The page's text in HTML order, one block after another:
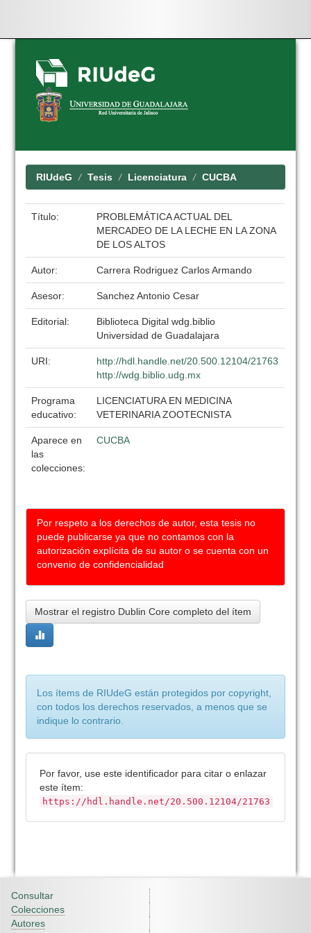
Skip
navigation
RIUdeG Tesis Licenciatura CUCBA
Título:
PROBLEMÁTICA ACTUAL DEL
MERCADEO DE LA LECHE EN LA ZONA
DE LOS ALTOS
Autor: Carrera Rodriguez Carlos Armando
Asesor: Sanchez Antonio Cesar
Editorial:
Biblioteca Digital wdg.biblio
Universidad de Guadalajara
URI:
http://hdl.handle.net/20.500.12104/21763
http://wdg.biblio.udg.mx
Programa
educativo:
LICENCIATURA EN MEDICINA
VETERINARIA ZOOTECNISTA
Aparece en
las
colecciones:
CUCBA
Por respeto a los derechos de autor, esta tesis no
puede publicarse ya que no contamos con la
autorización explícita de su autor o se cuenta con un
convenio de confidencialidad
Mostrar el registro Dublin Core completo del ítem
Los ítems de RIUdeG están protegidos por copyright,
con todos los derechos reservados, a menos que se
indique lo contrario.
Por favor, use este identificador para citar o enlazar
este ítem:
https://hdl.handle.net/20.500.12104/21763
Consultar
Colecciones
Autores